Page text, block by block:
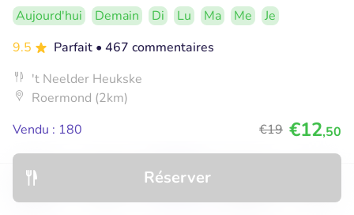
Réserver
Aujourd'hui Demain Di Lu Ma Me
Je
9.5
Parfait • 467 commentaires
't Neelder Heukske
Roermond (2km)
Vendu : 180
€19 €12,50